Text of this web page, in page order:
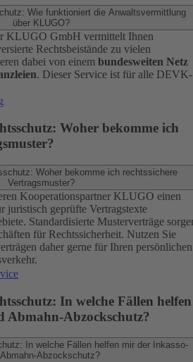
Wie funktioniert die Anwaltsvermittlung
über KLUGO?
KLUGO GmbH vermittelt Ihnen
Rechtsbeistände zu vielen
dabei von einem bundesweiten Netz
. Dieser Service ist für alle DEVK-
Woher bekomme ich
Woher bekomme ich rechtssichere
Vertragsmuster?
Kooperationspartner KLUGO einen
juristisch geprüfte Vertragstexte
Standardisierte Musterverträge
für Rechtssicherheit. Nutzen Sie
daher gerne für Ihren persönlichen
In welche Fällen helfen
Abmahn-Abzockschutz?
In welche Fällen helfen mir der Inkasso-
Abzockschutz?